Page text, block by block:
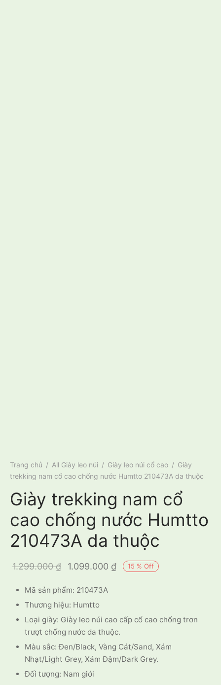
Trang chủ / All Giày leo núi / Giày leo núi cổ cao / Giày
trekking nam cổ cao chống nước Humtto 210473A da thuộc
Giày trekking nam cổ
cao chống nước Humtto
210473A da thuộc
15 % Off
1.299.000₫
Giá gốc là:
1.099.000 ₫ Giá hiện tại
Mã sản phẩm: 210473A
Thương hiệu: Humtto
Loại giày: Giày leo núi cao cấp cổ cao chống trơn
trượt chống nước da thuộc.
Màu sắc: Đen/Black, Vàng Cát/Sand, Xám
Nhạt/Light Grey, Xám Đậm/Dark Grey.
Đối tượng: Nam giới